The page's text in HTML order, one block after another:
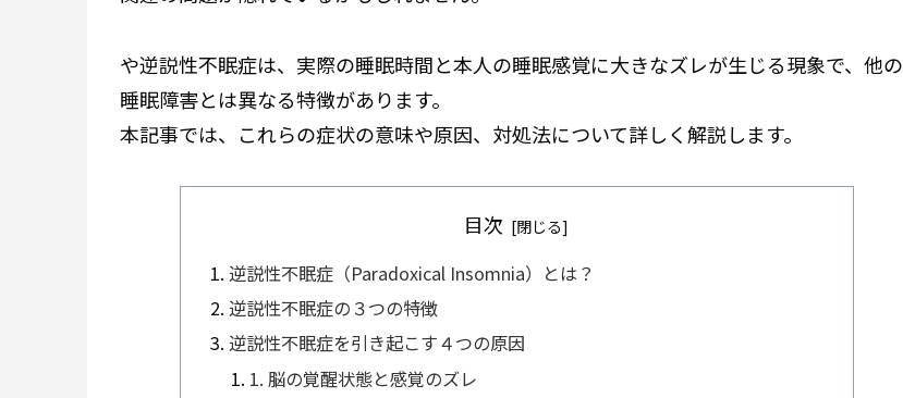
や逆説性不眠症は、実際の睡眠時間と本人の睡眠感覚に大きなズレが生じる現象で、他の
睡眠障害とは異なる特徴があります。
本記事では、これらの症状の意味や原因、対処法について詳しく解説します。
目次
逆説性不眠症（Paradoxical Insomnia）とは？
逆説性不眠症の３つの特徴
逆説性不眠症を引き起こす４つの原因
1. 脳の覚醒状態と感覚のズレ